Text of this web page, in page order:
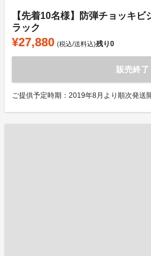
【先着10名様】防弾チョッキ
ラック
¥27,880 (税込/送料込)残り0
販売終了
ご提供予定時期：2019年8月より順次発送